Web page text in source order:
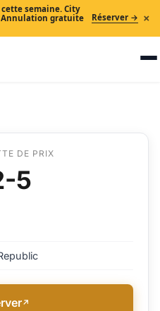
cette semaine. City
Annulation gratuite
Réserver → ×
DE PRIX
5
↗